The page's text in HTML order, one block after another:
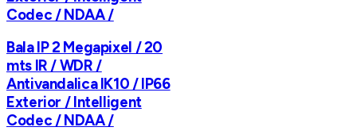
Codec / NDAA /
Bala IP 2 Megapixel / 20
mts IR / WDR /
Antivandalica IK10 / IP66
Exterior / Intelligent
Codec / NDAA /